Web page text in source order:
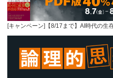
[キャンペーン]【8/17まで】AI時代の生